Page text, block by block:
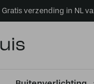
Gratis verzending in NL